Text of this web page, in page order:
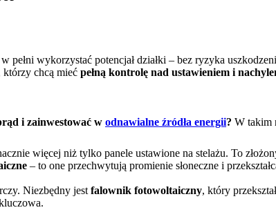
pełni wykorzystać potencjał działki – bez ryzyka
którzy chcą mieć pełną kontrolę nad ustawieniem i
i zainwestować w odnawialne źródła energii? W takim
więcej niż tylko panele ustawione na stelażu. To
– to one przechwytują promienie słoneczne i
Niezbędny jest falownik fotowoltaiczny, który